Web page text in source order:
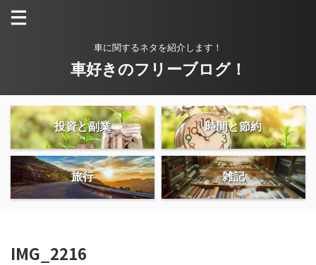
車に関するネタを紹介します！
車好きのフリーブログ！
投資と副業 時間と節約
旅行 雑記
IMG_2216